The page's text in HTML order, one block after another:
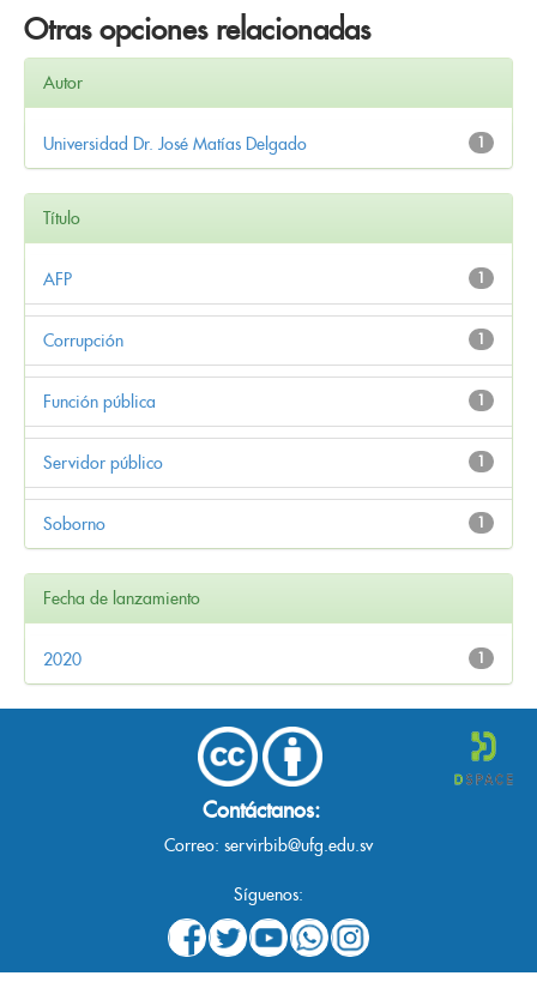
Otras opciones relacionadas
Autor
1
Universidad Dr. José Matías Delgado
Título
1
AFP
1
Corrupción
1
Función pública
1
Servidor público
1
Soborno
Fecha de lanzamiento
1
2020
Contáctanos:
Correo: servirbib@ufg.edu.sv
Síguenos: